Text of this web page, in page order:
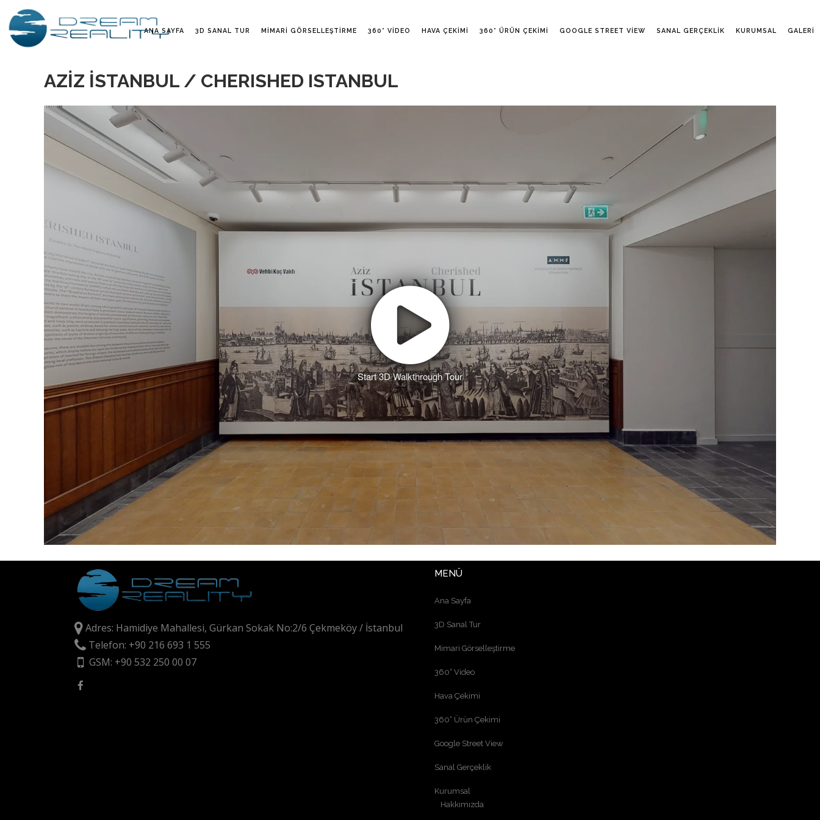
ANA SAYFA 3D SANAL TUR MIMARI GÖRSELLEŞTIRME 360° VIDEO HAVA ÇEKIMI 360° ÜRÜN ÇEKIMI GOOGLE STREET VIEW SANAL GERÇEKLIK KURUMSAL GALERI
AZİZ İSTANBUL / CHERISHED ISTANBUL
Start 3D Walkthrough Tour
Adres: Hamidiye Mahallesi, Gürkan Sokak No:2/6 Çekmeköy / İstanbul
Telefon: +90 216 693 1 555
GSM: +90 532 250 00 07
MENÜ
Ana Sayfa
3D Sanal Tur
Mimari Görselleştirme
360° Video
Hava Çekimi
360° Ürün Çekimi
Google Street View
Sanal Gerçeklik
Kurumsal
Hakkımızda